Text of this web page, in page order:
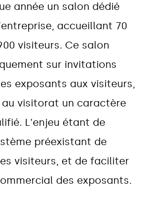
ue année un salon dédié
entreprise, accueillant 70
00 visiteurs. Ce salon
quement sur invitations
es exposants aux visiteurs,
au visitorat un caractère
lifié. L’enjeu étant de
stème préexistant de
es visiteurs, et de faciliter
ommercial des exposants.